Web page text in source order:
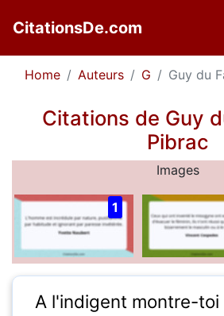
CitationsDe.com
Home Auteurs G Guy du
Citations de Guy
Pibrac
Images
1
A l'indigent montre-